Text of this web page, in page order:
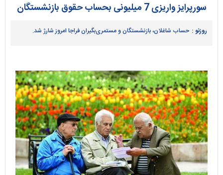
سورپرایز واریزی 7 میلیونی بحساب حقوق بازنشستگان
روزنو : حساب شاغلان، بازنشستگان و مستمری‌بگیران فراجا امروز شارژ شد.